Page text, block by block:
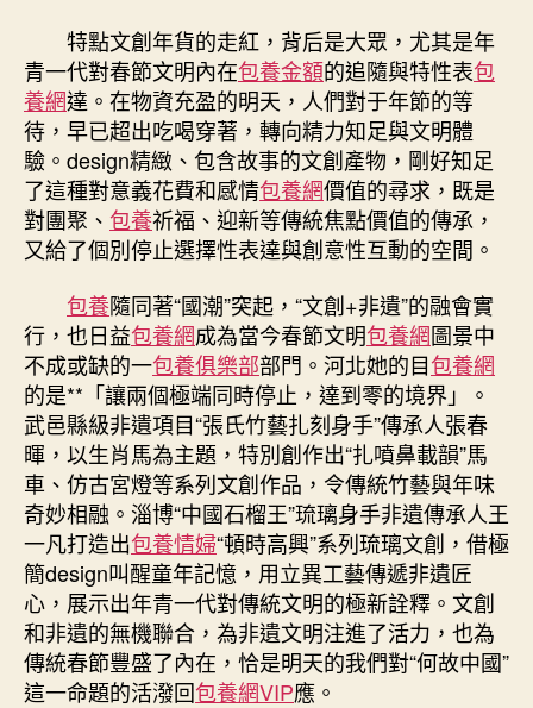
特點文創年貨的走紅，背后是大眾，尤其是年
青一代對春節文明內在包養金額的追隨與特性表包
養網達。在物資充盈的明天，人們對于年節的等
待，早已超出吃喝穿著，轉向精力知足與文明體
驗。design精緻、包含故事的文創產物，剛好知足
了這種對意義花費和感情包養網價值的尋求，既是
對團聚、 包養祈福、迎新等傳統焦點價值的傳承，
又給了個別停止選擇性表達與創意性互動的空間。
包養隨同著“國潮”突起，“文創+非遺”的融會實
行，也日益包養網成為當今春節文明包養網圖景中
不成或缺的一包養俱樂部部門。河北她的目包養網
的是**「讓兩個極端同時停止，達到零的境界」。
武邑縣級非遺項目“張氏竹藝扎刻身手”傳承人張春
暉，以生肖馬為主題，特別創作出“扎噴鼻載韻”馬
車、仿古宮燈等系列文創作品，令傳統竹藝與年味
奇妙相融。淄博“中國石榴王”琉璃身手非遺傳承人王
一凡打造出包養情婦“頓時高興”系列琉璃文創，借極
簡design叫醒童年記憶，用立異工藝傳遞非遺匠
心，展示出年青一代對傳統文明的極新詮釋。文創
和非遺的無機聯合，為非遺文明注進了活力，也為
傳統春節豐盛了內在，恰是明天的我們對“何故中國”
這一命題的活潑回包養網VIP應。